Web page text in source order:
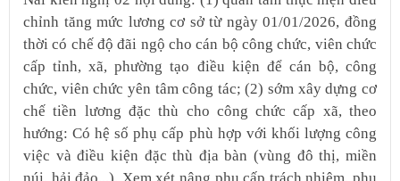
chỉnh tăng mức lương cơ sở từ ngày 01/01/2026, đồng
thời có chế độ đãi ngộ cho cán bộ công chức, viên chức
cấp tỉnh, xã, phường tạo điều kiện để cán bộ, công
chức, viên chức yên tâm công tác; (2) sớm xây dựng cơ
chế tiền lương đặc thù cho công chức cấp xã, theo
hướng: Có hệ số phụ cấp phù hợp với khối lượng công
việc và điều kiện đặc thù địa bàn (vùng đô thị, miền